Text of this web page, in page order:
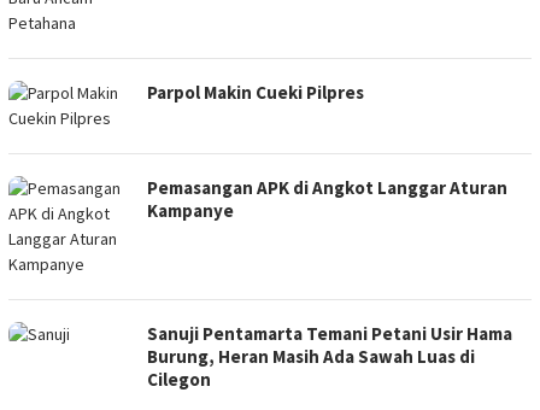
Parpol Makin Cueki Pilpres
Pemasangan APK di Angkot Langgar Aturan
Kampanye
Sanuji Pentamarta Temani Petani Usir Hama
Burung, Heran Masih Ada Sawah Luas di
Cilegon